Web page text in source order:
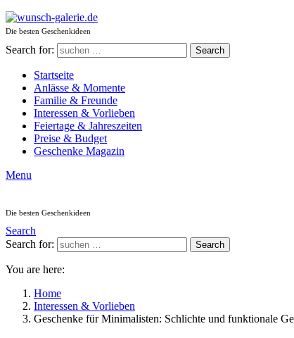
Die besten Geschenkideen
Search for: Search
Startseite
Anlässe & Momente
Familie & Freunde
Interessen & Vorlieben
Feiertage & Jahreszeiten
Preise & Budget
Geschenke Magazin
Menu
Die besten Geschenkideen
Search
Search for:
Search
You are here:
Home
Interessen & Vorlieben
Geschenke für Minimalisten: Schlichte und funktionale